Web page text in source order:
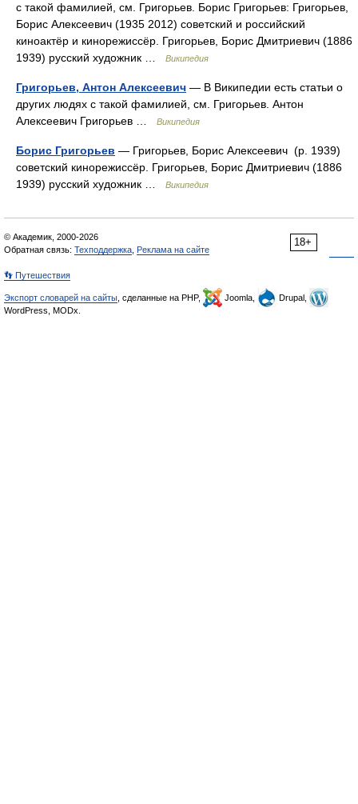
с такой фамилией, см. Григорьев. Борис Григорьев: Григорьев,
Борис Алексеевич (1935 2012) советский и российский
киноактёр и кинорежиссёр. Григорьев, Борис Дмитриевич (1886
1939) русский художник …
Википедия
Григорьев, Антон Алексеевич — В Википедии есть статьи о
других людях с такой фамилией, см. Григорьев. Антон
Алексеевич Григорьев …
Википедия
Борис Григорьев — Григорьев, Борис Алексеевич (р. 1939)
советский кинорежиссёр. Григорьев, Борис Дмитриевич (1886
1939) русский художник …
Википедия
18+
© Академик, 2000-2026
Обратная связь: Техподдержка Реклама на сайте
👣 Путешествия
Экспорт словарей на сайты , сделанные на PHP, Joomla,
Drupal,
WordPress, MODx.